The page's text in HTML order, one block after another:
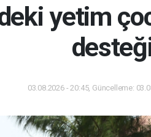
yetim
03.08.2026 - 20:45, Güncelleme: